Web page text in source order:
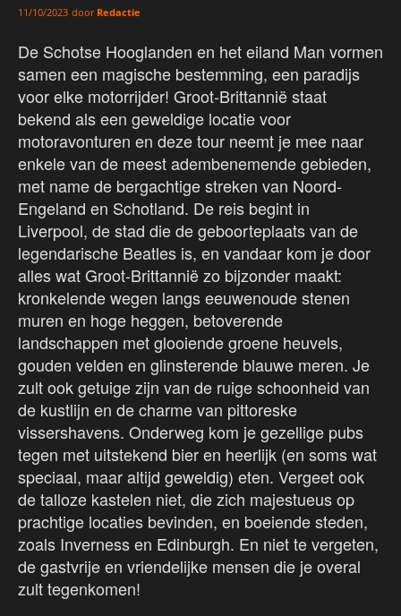
11/10/2023 door Redactie
De Schotse Hooglanden en het eiland Man vormen
samen een magische bestemming, een paradijs
voor elke motorrijder! Groot-Brittannië staat
bekend als een geweldige locatie voor
motoravonturen en deze tour neemt je mee naar
enkele van de meest adembenemende gebieden,
met name de bergachtige streken van Noord-
Engeland en Schotland. De reis begint in
Liverpool, de stad die de geboorteplaats van de
legendarische Beatles is, en vandaar kom je door
alles wat Groot-Brittannië zo bijzonder maakt:
kronkelende wegen langs eeuwenoude stenen
muren en hoge heggen, betoverende
landschappen met glooiende groene heuvels,
gouden velden en glinsterende blauwe meren. Je
zult ook getuige zijn van de ruige schoonheid van
de kustlijn en de charme van pittoreske
vissershavens. Onderweg kom je gezellige pubs
tegen met uitstekend bier en heerlijk (en soms wat
speciaal, maar altijd geweldig) eten. Vergeet ook
de talloze kastelen niet, die zich majestueus op
prachtige locaties bevinden, en boeiende steden,
zoals Inverness en Edinburgh. En niet te vergeten,
de gastvrije en vriendelijke mensen die je overal
zult tegenkomen!